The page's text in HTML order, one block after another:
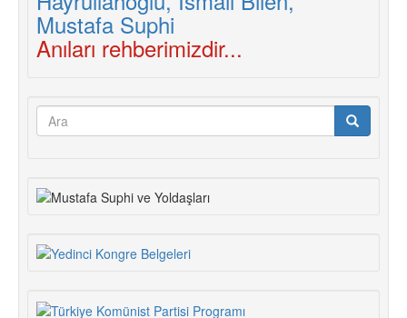
Anıları rehberimizdir...
Arama